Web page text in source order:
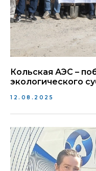
Кольская АЭС –
экологического
12.08.2025